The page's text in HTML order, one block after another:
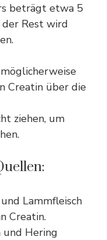
beträgt etwa 5
Rest wird
Creatin über die
ziehen, um
Lammfleisch
Creatin.
und Hering